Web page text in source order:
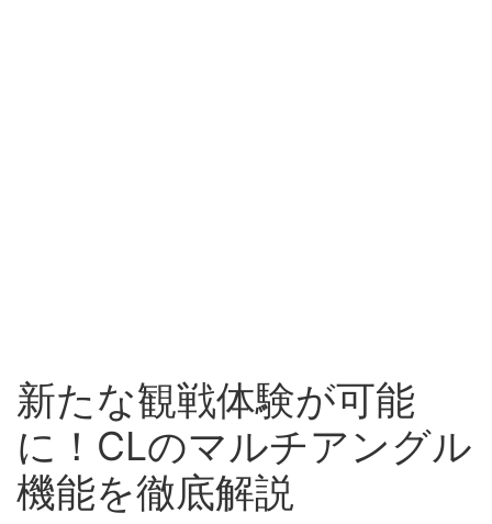
新たな観戦体験が可能
に！CLのマルチアングル
機能を徹底解説